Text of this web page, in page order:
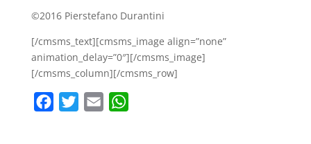
©2016 Pierstefano Durantini
[/cmsms_text][cmsms_image align=”none”
animation_delay=”0″][/cmsms_image]
[/cmsms_column][/cmsms_row]